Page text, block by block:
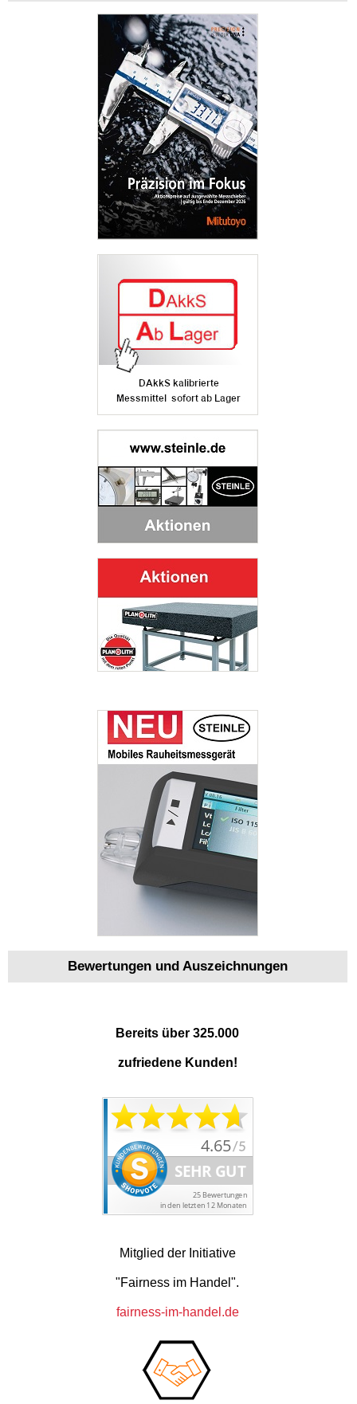
Bewertungen und Auszeichnungen
Bereits über 325.000
zufriedene Kunden!
Mitglied der Initiative
"Fairness im Handel".
fairness-im-handel.de